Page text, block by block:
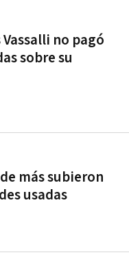
no pagó
sobre su
más subieron
usadas